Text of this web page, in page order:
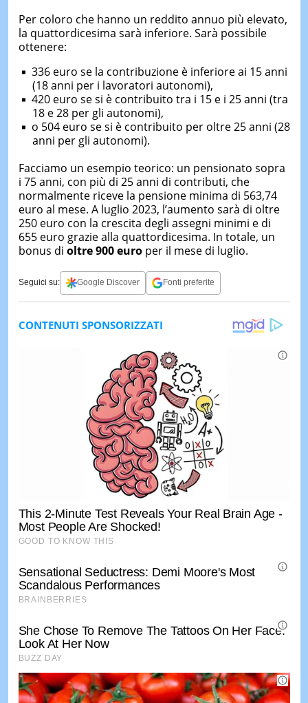
Per coloro che hanno un reddito annuo più elevato,
la quattordicesima sarà inferiore. Sarà possibile
ottenere:
336 euro se la contribuzione è inferiore ai 15 anni
(18 anni per i lavoratori autonomi),
420 euro se si è contribuito tra i 15 e i 25 anni (tra
18 e 28 per gli autonomi),
o 504 euro se si è contribuito per oltre 25 anni (28
anni per gli autonomi).
Facciamo un esempio teorico: un pensionato sopra
i 75 anni, con più di 25 anni di contributi, che
normalmente riceve la pensione minima di 563,74
euro al mese. A luglio 2023, l’aumento sarà di oltre
250 euro con la crescita degli assegni minimi e di
655 euro grazie alla quattordicesima. In totale, un
bonus di oltre 900 europer il mese di luglio.
Seguici su: Google Discover Fonti preferite